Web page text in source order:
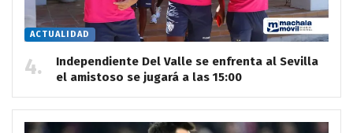
ACTUALIDAD
Independiente Del Valle se enfrenta al Sevilla
el amistoso se jugará a las 15:00